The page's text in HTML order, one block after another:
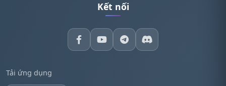
Kết nối
Tải ứng dụng